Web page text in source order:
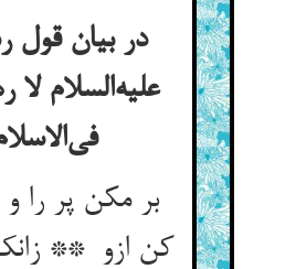
در بیان قول
علیه‌السلام لا
فی‌الاسلام
بر مکن پر را و
کن ازو **